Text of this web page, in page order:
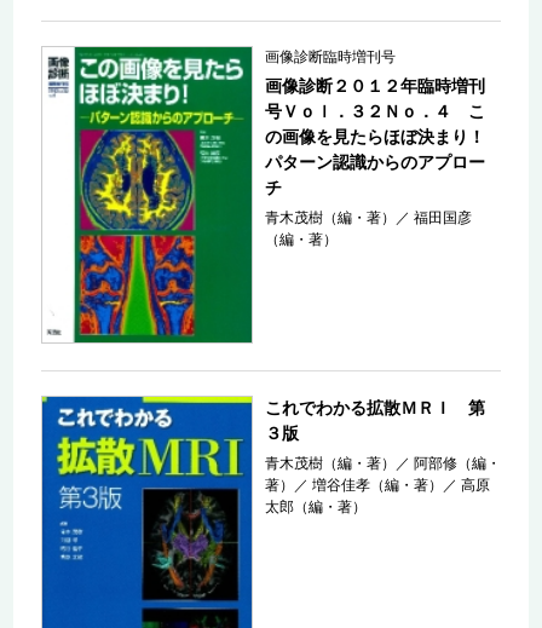
画像診断臨時増刊号
画像診断２０１２年臨時増刊
号Ｖｏｌ．３２Ｎｏ．４ こ
の画像を見たらほぼ決まり！
パターン認識からのアプロー
チ
青木茂樹（編・著） ／福田国彦
（編・著）
これでわかる拡散ＭＲＩ 第
３版
青木茂樹（編・著） ／阿部修（編・
著）
／増谷佳孝（編・著） ／高原
太郎（編・著）